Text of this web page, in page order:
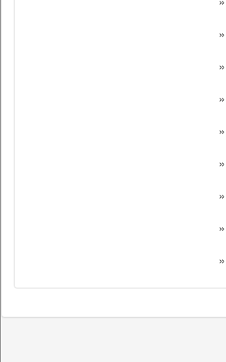
»
»
»
»
»
»
»
»